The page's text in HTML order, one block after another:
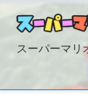
スーパーマリ